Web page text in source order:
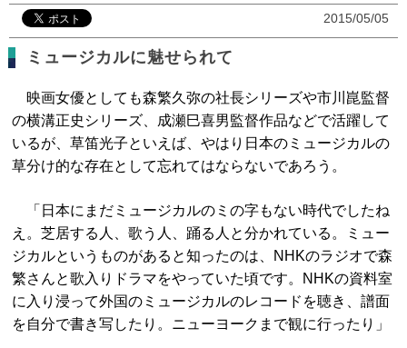
2015/05/05
ミュージカルに魅せられて
映画女優としても森繁久弥の社長シリーズや市川崑監督
の横溝正史シリーズ、成瀬巳喜男監督作品などで活躍して
いるが、草笛光子といえば、やはり日本のミュージカルの
草分け的な存在として忘れてはならないであろう。
「日本にまだミュージカルのミの字もない時代でしたね
え。芝居する人、歌う人、踊る人と分かれている。ミュー
ジカルというものがあると知ったのは、NHKのラジオで森
繁さんと歌入りドラマをやっていた頃です。NHKの資料室
に入り浸って外国のミュージカルのレコードを聴き、譜面
を自分で書き写したり。ニューヨークまで観に行ったり」